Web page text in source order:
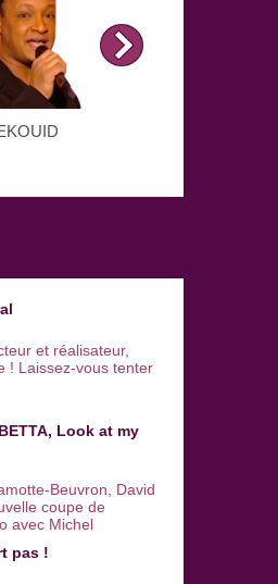
aux côtés
de Dany
passer" de Frédéric
et réalisateur,
! Laissez-vous tenter
Look at my
Beuvron, David
coupe de
avec Michel
Mauro, Michel
Valérie
pas !